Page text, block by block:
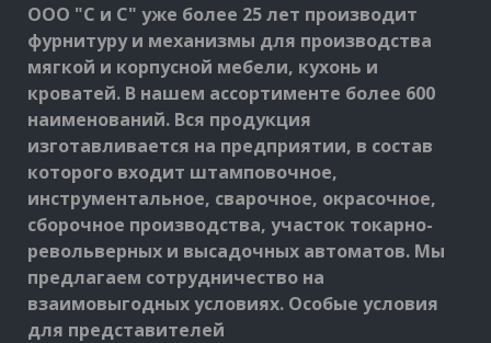
ООО "С и С" уже более 25 лет производит
фурнитуру и механизмы для производства
мягкой и корпусной мебели, кухонь и
кроватей. В нашем ассортименте более 600
наименований. Вся продукция
изготавливается на предприятии, в состав
которого входит штамповочное,
инструментальное, сварочное, окрасочное,
сборочное производства, участок токарно-
револьверных и высадочных автоматов. Мы
предлагаем сотрудничество на
взаимовыгодных условиях. Особые условия
для представителей